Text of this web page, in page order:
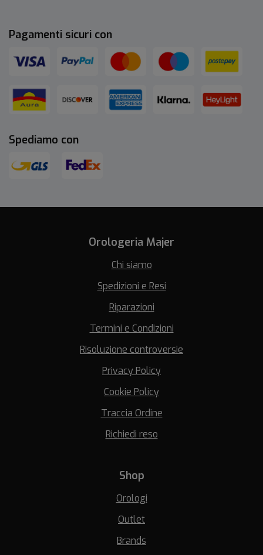
Pagamenti sicuri con
Spediamo con
Orologeria Majer
Chi siamo
Spedizioni e Resi
Riparazioni
Termini e Condizioni
Risoluzione controversie
Privacy Policy
Cookie Policy
Traccia Ordine
Richiedi reso
Shop
Orologi
Outlet
Brands